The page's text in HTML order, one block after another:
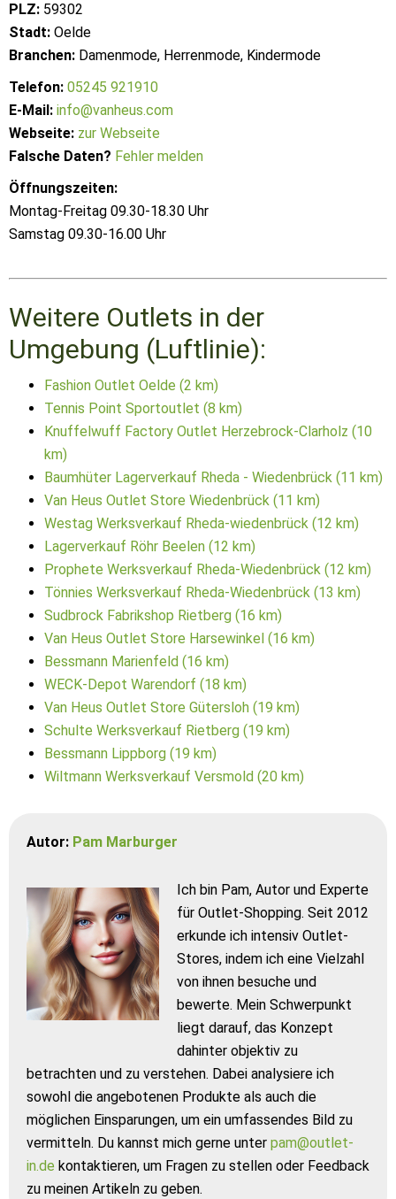
PLZ: 59302
Stadt: Oelde
Branchen: Damenmode, Herrenmode, Kindermode
Telefon: 05245 921910
E-Mail: info@vanheus.com
Webseite: zur Webseite
Falsche Daten? Fehler melden
Öffnungszeiten:
Montag-Freitag 09.30-18.30 Uhr
Samstag 09.30-16.00 Uhr
Weitere Outlets in der
Umgebung (Luftlinie):
Fashion Outlet Oelde (2 km)
Tennis Point Sportoutlet (8 km)
Knuffelwuff Factory Outlet Herzebrock-Clarholz (10
km)
Baumhüter Lagerverkauf Rheda - Wiedenbrück (11 km)
Van Heus Outlet Store Wiedenbrück (11 km)
Westag Werksverkauf Rheda-wiedenbrück (12 km)
Lagerverkauf Röhr Beelen (12 km)
Prophete Werksverkauf Rheda-Wiedenbrück (12 km)
Tönnies Werksverkauf Rheda-Wiedenbrück (13 km)
Sudbrock Fabrikshop Rietberg (16 km)
Van Heus Outlet Store Harsewinkel (16 km)
Bessmann Marienfeld (16 km)
WECK-Depot Warendorf (18 km)
Van Heus Outlet Store Gütersloh (19 km)
Schulte Werksverkauf Rietberg (19 km)
Bessmann Lippborg (19 km)
Wiltmann Werksverkauf Versmold (20 km)
Autor: Pam Marburger
Ich bin Pam, Autor und Experte
für Outlet-Shopping. Seit 2012
erkunde ich intensiv Outlet-
Stores, indem ich eine Vielzahl
von ihnen besuche und
bewerte. Mein Schwerpunkt
liegt darauf, das Konzept
dahinter objektiv zu
betrachten und zu verstehen. Dabei analysiere ich
sowohl die angebotenen Produkte als auch die
möglichen Einsparungen, um ein umfassendes Bild zu
vermitteln. Du kannst mich gerne unter pam@outlet-
in.de kontaktieren, um Fragen zu stellen oder Feedback
zu meinen Artikeln zu geben.